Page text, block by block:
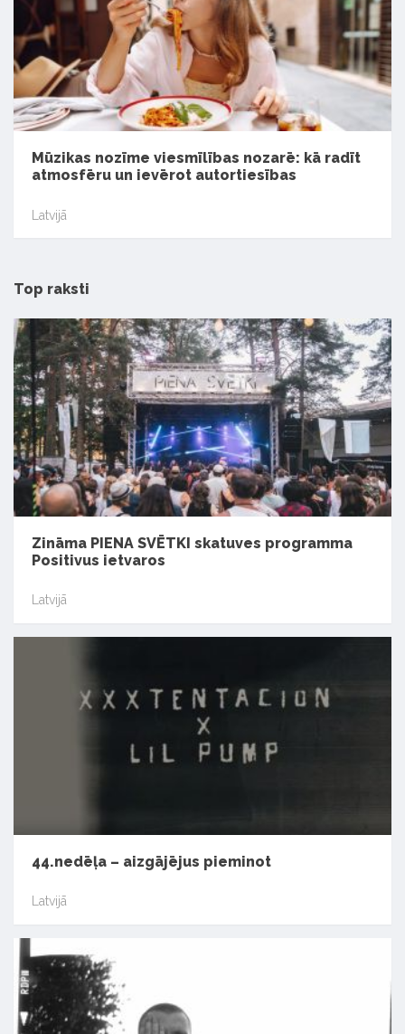
Mūzikas nozīme viesmīlības nozarē: kā radīt
atmosfēru un ievērot autortiesības
Latvijā
Top raksti
Zināma PIENA SVĒTKI skatuves programma
Positivus ietvaros
Latvijā
44.nedēļa – aizgājējus pieminot
Latvijā